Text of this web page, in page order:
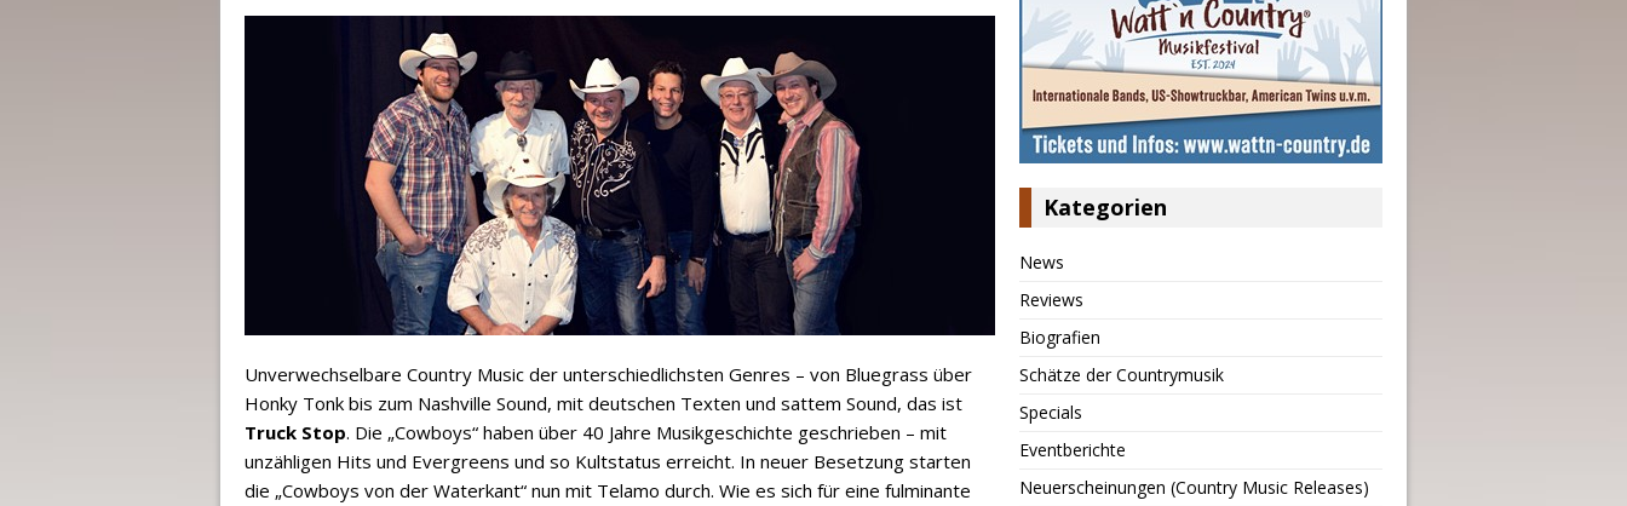
Unverwechselbare Country Music der unterschiedlichsten Genres – von Bluegrass über
Honky Tonk bis zum Nashville Sound, mit deutschen Texten und sattem Sound, das ist
Truck Stop. Die „Cowboys“ haben über 40 Jahre Musikgeschichte geschrieben – mit
unzähligen Hits und Evergreens und so Kultstatus erreicht. In neuer Besetzung starten
die „Cowboys von der Waterkant“ nun mit Telamo durch. Wie es sich für eine fulminante
Kategorien
News
Reviews
Biografien
Schätze der Countrymusik
Specials
Eventberichte
Neuerscheinungen (Country Music Releases)